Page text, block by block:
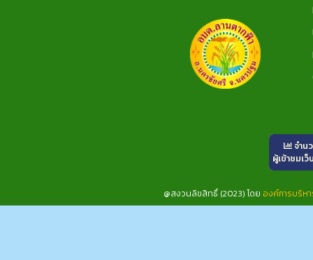
จำน
ผู้เข้าชมเว็
@สงวนลิขสิทธิ์ (2023) โดย องค์การบริห